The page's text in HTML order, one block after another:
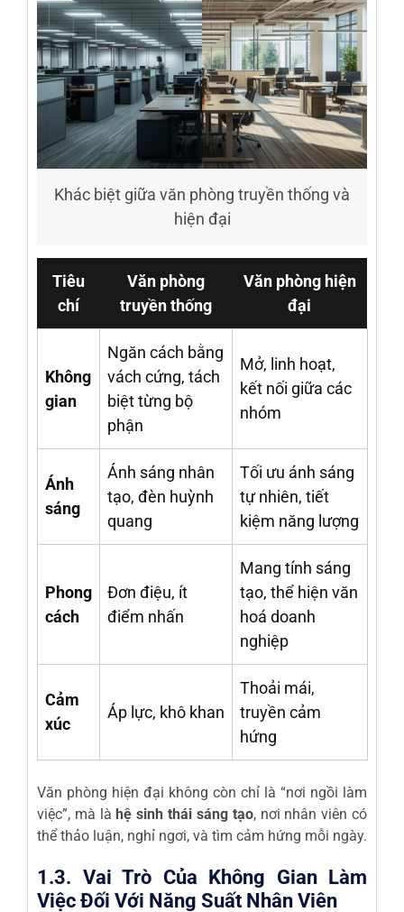
Khác biệt giữa văn phòng truyền thống và
hiện đại
Tiêu
chí
Văn phòng
truyền thống
Văn phòng hiện
đại
Không
gian
Ngăn cách bằng
vách cứng, tách
biệt từng bộ
phận
Mở, linh hoạt,
kết nối giữa các
nhóm
Ánh
sáng
Ánh sáng nhân
tạo, đèn huỳnh
quang
Tối ưu ánh sáng
tự nhiên, tiết
kiệm năng lượng
Phong
cách
Đơn điệu, ít
điểm nhấn
Mang tính sáng
tạo, thể hiện văn
hoá doanh
nghiệp
Cảm
xúc
Áp lực, khô khan
Thoải mái,
truyền cảm
hứng
Văn phòng hiện đại không còn chỉ là “nơi ngồi làm
việc”, mà làhệ sinh thái sáng tạo, nơi nhân viên có
thể thảo luận, nghỉ ngơi, và tìm cảm hứng mỗi ngày.
1.3. Vai Trò Của Không Gian Làm
Việc Đối Với Năng Suất Nhân Viên